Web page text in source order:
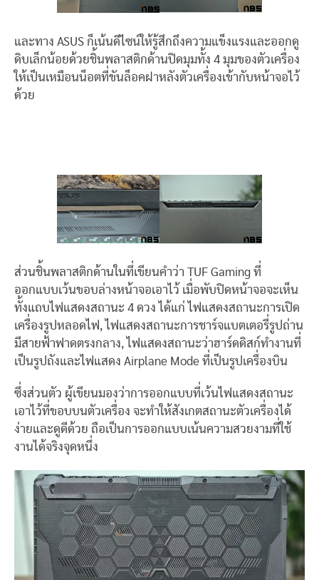
และทาง ASUS ก็เน้นดีไซน์ให้รู้สึกถึงความแข็งแรงและออกดู
ดิบเล็กน้อยด้วยชิ้นพลาสติกด้านปิดมุมทั้ง 4 มุมของตัวเครื่อง
ให้เป็นเหมือนน็อตที่ขันล็อคฝาหลังตัวเครื่องเข้ากับหน้าจอไว้
ด้วย
ส่วนชิ้นพลาสติกด้านในที่เขียนคำว่า TUF Gaming ที่
ออกแบบเว้นขอบล่างหน้าจอเอาไว้ เมื่อพับปิดหน้าจอจะเห็น
ทั้งแถบไฟแสดงสถานะ 4 ดวง ได้แก่ ไฟแสดงสถานะการเปิด
เครื่องรูปหลอดไฟ, ไฟแสดงสถานะการชาร์จแบตเตอรี่รูปถ่าน
มีสายฟ้าฟาดตรงกลาง, ไฟแสดงสถานะว่าฮาร์ดดิสก์ทำงานที่
เป็นรูปถังและไฟแสดง Airplane Mode ที่เป็นรูปเครื่องบิน
ซึ่งส่วนตัว ผู้เขียนมองว่าการออกแบบที่เว้นไฟแสดงสถานะ
เอาไว้ที่ขอบบนตัวเครื่อง จะทำให้สังเกตสถานะตัวเครื่องได้
ง่ายและดูดีด้วย ถือเป็นการออกแบบเน้นความสวยงามที่ใช้
งานได้จริงจุดหนึ่ง